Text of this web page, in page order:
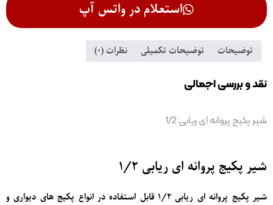
استعلام در واتس آپ
توضیحات توضیحات تکمیلی نظرات (0)
نقد و بررسی اجمالی
شیر پکیج پروانه ای ریابی 1/2
شیر پکیج پروانه ای ریابی 1/2
شیر پکیج پروانه ای
ریابی 1/2 قابل استفاده در انواع پکیج های دیواری و